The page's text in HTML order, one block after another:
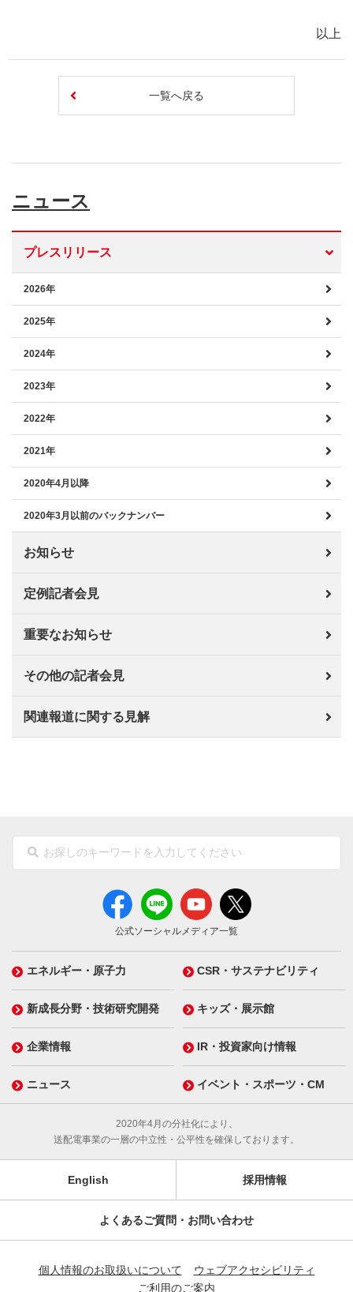
以上
一覧へ戻る
ニュース
プレスリリース
2026年
2025年
2024年
2023年
2022年
2021年
2020年4月以降
2020年3月以前のバックナンバー
お知らせ
定例記者会見
重要なお知らせ
その他の記者会見
関連報道に関する見解
公式ソーシャルメディア一覧
エネルギー・原子力 CSR・サステナビリティ
新成長分野・技術研究開発 キッズ・展示館
企業情報 IR・投資家向け情報
ニュース イベント・スポーツ・CM
2020年4月の分社化により、
送配電事業の一層の中立性・公平性を確保しております。
English 採用情報
よくあるご質問・お問い合わせ
個人情報のお取扱いについて
ウェブアクセシビリティ
ご利用のご案内